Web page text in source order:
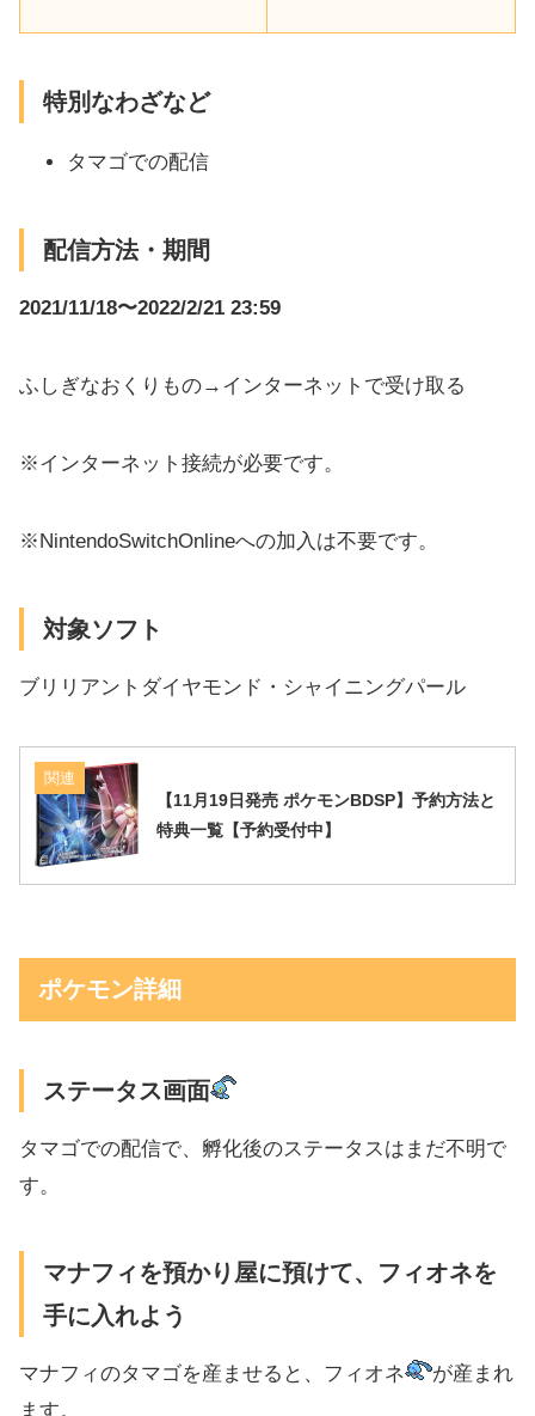
特別なわざなど
タマゴでの配信
配信方法・期間
2021/11/18〜2022/2/21 23:59
ふしぎなおくりもの→インターネットで受け取る
※インターネット接続が必要です。
※NintendoSwitchOnlineへの加入は不要です。
対象ソフト
ブリリアントダイヤモンド・シャイニングパール
関連
【11月19日発売 ポケモンBDSP】予約方法と
特典一覧【予約受付中】
ポケモン詳細
ステータス画面
タマゴでの配信で、孵化後のステータスはまだ不明で
す。
マナフィを預かり屋に預けて、フィオネを
手に入れよう
マナフィのタマゴを産ませると、フィオネ
が産まれ
ます。